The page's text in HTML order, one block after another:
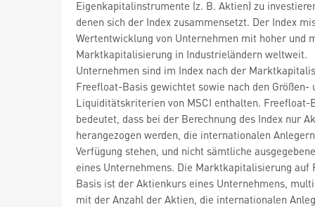
Eigenkapitalinstrumente (z. B. Aktien) zu
denen sich der Index zusammensetzt. Der Index
Wertentwicklung von Unternehmen mit hoher und
Marktkapitalisierung in Industrieländern weltweit.
Unternehmen sind im Index nach der
Freefloat-Basis gewichtet sowie nach den Größen-
Liquiditätskriterien von MSCI enthalten. Freefloat-
bedeutet, dass bei der Berechnung des Index nur
herangezogen werden, die internationalen
Verfügung stehen, und nicht sämtliche
eines Unternehmens. Die Marktkapitalisierung auf
Basis ist der Aktienkurs eines Unternehmens,
mit der Anzahl der Aktien, die internationalen